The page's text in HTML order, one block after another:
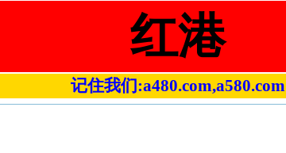
红港
记住我们:a480.com,a580.com